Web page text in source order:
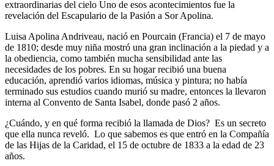
extraordinarias del cielo Uno de esos acontecimientos fue la
revelación del Escapulario de la Pasión a Sor Apolina.
Luisa Apolina Andriveau, nació en Pourcain (Francia) el 7 de mayo
de 1810; desde muy niña mostró una gran inclinación a la piedad y a
la obediencia, como también mucha sensibilidad ante las
necesidades de los pobres. En su hogar recibió una buena
educación, aprendió varios idiomas, música y pintura; no había
terminado sus estudios cuando murió su madre, entonces la llevaron
interna al Convento de Santa Isabel, donde pasó 2 años.
¿Cuándo, y en qué forma recibió la llamada de Dios? Es un secreto
que ella nunca reveló. Lo que sabemos es que entró en la Compañía
de las Hijas de la Caridad, el 15 de octubre de 1833 a la edad de 23
años.